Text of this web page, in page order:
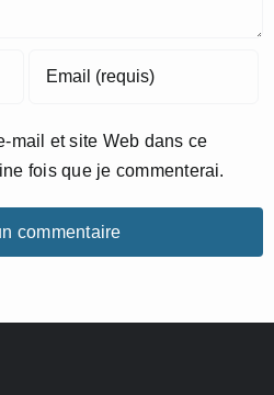
mail et site Web dans ce
fois que je commenterai.